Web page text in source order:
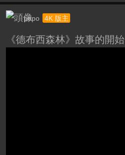
popo 4K 版主
《德布西森林》故事的開始